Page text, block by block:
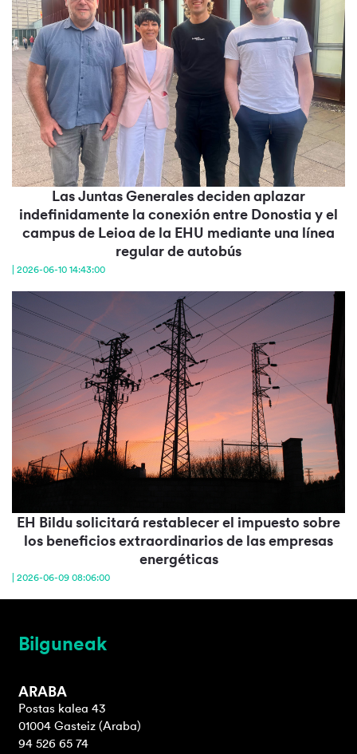
Las Juntas Generales deciden aplazar
indefinidamente la conexión entre Donostia y el
campus de Leioa de la EHU mediante una línea
regular de autobús
| 2026-06-10 14:43:00
EH Bildu solicitará restablecer el impuesto sobre
los beneficios extraordinarios de las empresas
energéticas
| 2026-06-09 08:06:00
Bilguneak
ARABA
Postas kalea 43
01004 Gasteiz (Araba)
94 526 65 74